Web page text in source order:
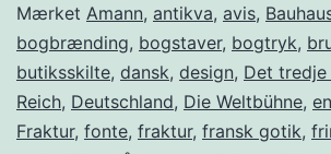
Mærket Amann, antikva, avis,
bogbrænding, bogstaver, bogtryk,
butiksskilte, dansk, design, Det
Reich, Deutschland, Die Weltbühne,
Fraktur, fonte, fraktur, fransk gotik,